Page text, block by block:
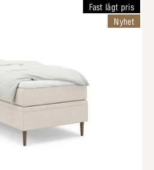
Fast lågt pris
Nyhet